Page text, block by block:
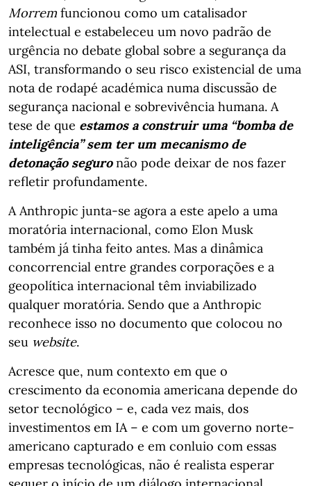
Morrem funcionou como um catalisador
intelectual e estabeleceu um novo padrão de
urgência no debate global sobre a segurança da
ASI, transformando o seu risco existencial de uma
nota de rodapé académica numa discussão de
segurança nacional e sobrevivência humana. A
tese de que estamos a construir uma “bomba de
inteligência” sem ter um mecanismo de
detonação seguronão pode deixar de nos fazer
refletir profundamente.
A Anthropic junta-se agora a este apelo a uma
moratória internacional, como Elon Musk
também já tinha feito antes. Mas a dinâmica
concorrencial entre grandes corporações e a
geopolítica internacional têm inviabilizado
qualquer moratória. Sendo que a Anthropic
reconhece isso no documento que colocou no
seu website.
Acresce que, num contexto em que o
crescimento da economia americana depende do
setor tecnológico – e, cada vez mais, dos
investimentos em IA – e com um governo norte-
americano capturado e em conluio com essas
empresas tecnológicas, não é realista esperar